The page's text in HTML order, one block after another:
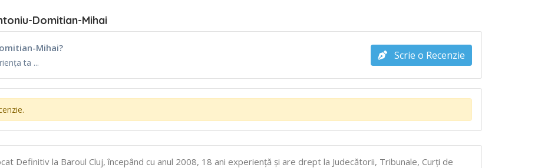
Domitian-Mihai
Mihai?
ta ...
Scrie o Recenzie
Definitiv la Baroul Cluj, începând cu anul 2008, 18 ani experiență și are drept la Judecătorii, Tribunale, Curţi de